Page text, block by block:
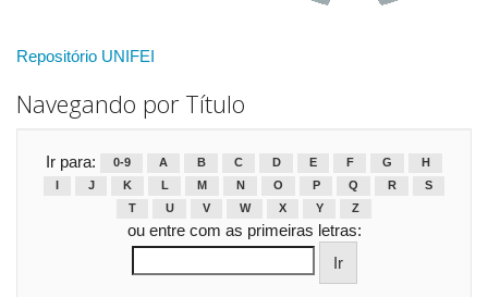
Repositório UNIFEI
Navegando por Título
Ir para: 0-9 A B C D E F G
H
J K L M N O P Q R
S
T
U V W X Y Z
ou entre com as primeiras letras: